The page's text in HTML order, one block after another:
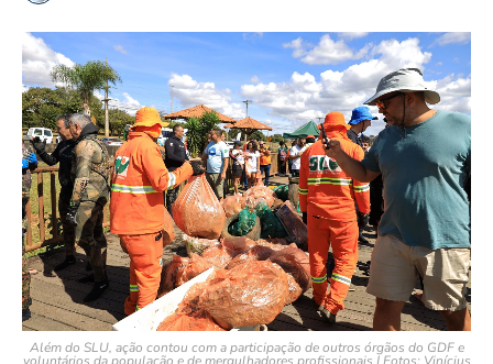
Além do SLU, ação contou com a participação de outros órgãos do GDF e